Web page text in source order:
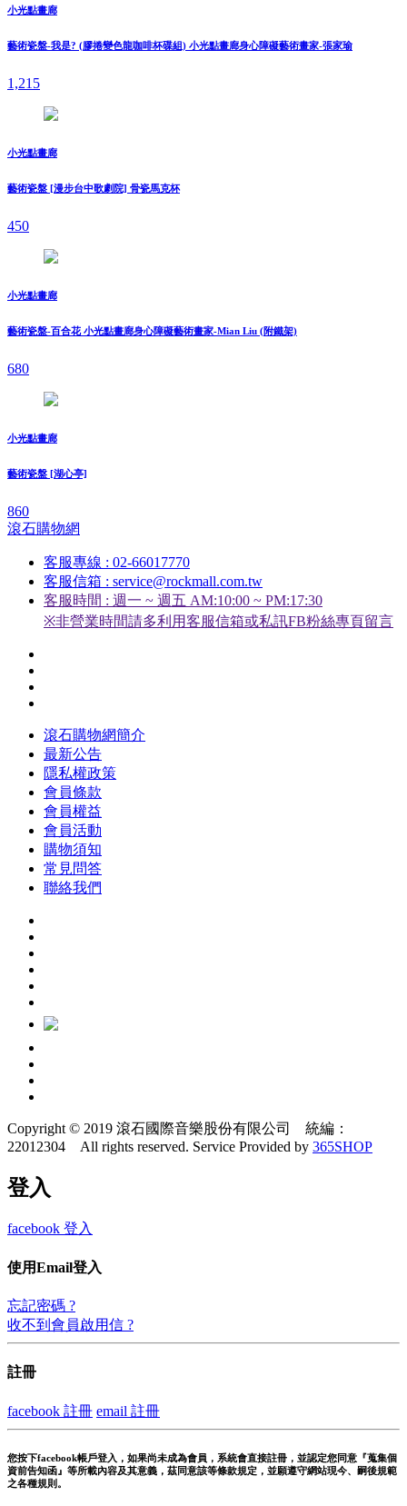
小光點畫廊
藝術瓷盤-我是? (膠捲變色龍咖啡杯碟組) 小光點畫廊身心障礙藝術畫家-張家瑜
1,215
小光點畫廊
藝術瓷盤 [漫步台中歌劇院] 骨瓷馬克杯
450
小光點畫廊
藝術瓷盤-百合花 小光點畫廊身心障礙藝術畫家-Mian Liu (附鐵架)
680
小光點畫廊
藝術瓷盤 [湖心亭]
860
滾石購物網
客服專線 : 02-66017770
客服信箱 : service@rockmall.com.tw
客服時間 : 週一 ~ 週五 AM:10:00 ~ PM:17:30
※非營業時間請多利用客服信箱或私訊FB粉絲專頁留言
滾石購物網簡介
最新公告
隱私權政策
會員條款
會員權益
會員活動
購物須知
常見問答
聯絡我們
Copyright © 2019 滾石國際音樂股份有限公司 統編：
22012304 All rights reserved. Service Provided by 365SHOP
登入
facebook 登入
使用Email登入
忘記密碼 ?
收不到會員啟用信 ?
註冊
facebook 註冊 email 註冊
您按下facebook帳戶登入，如果尚未成為會員，系統會直接註冊，並認定您同意『蒐集個
資前告知函』等所載內容及其意義，茲同意該等條款規定，並願遵守網站現今、嗣後規範
之各種規則。